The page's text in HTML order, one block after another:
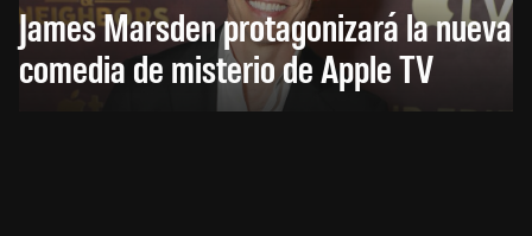
James Marsden protagonizará la nueva
comedia de misterio de Apple TV